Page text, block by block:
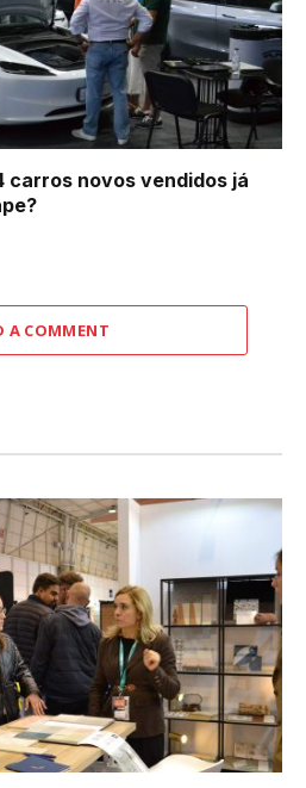
carros novos vendidos já
A COMMENT